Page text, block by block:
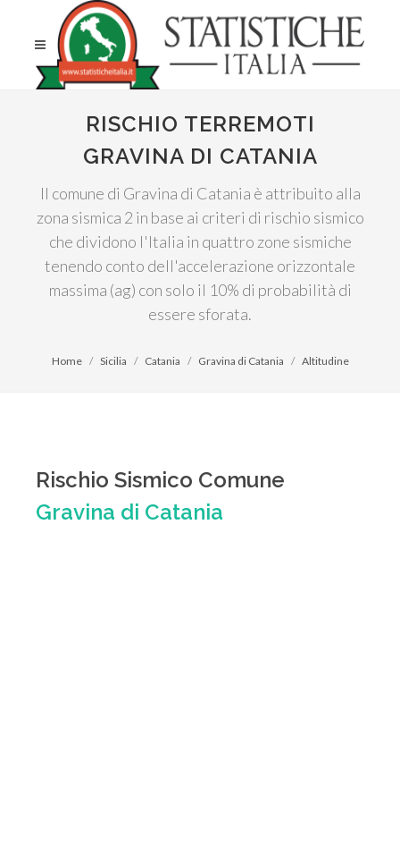
RISCHIO TERREMOTI
GRAVINA DI CATANIA
Il comune di Gravina di Catania è attribuito alla
zona sismica 2 in base ai criteri di rischio sismico
che dividono l'Italia in quattro zone sismiche
tenendo conto dell'accelerazione orizzontale
massima (ag) con solo il 10% di probabilità di
essere sforata.
Home Sicilia Catania Gravina di Catania Altitudine
Rischio Sismico Comune
Gravina di Catania